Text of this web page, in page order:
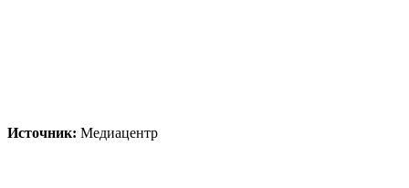
Источник: Медиацентр